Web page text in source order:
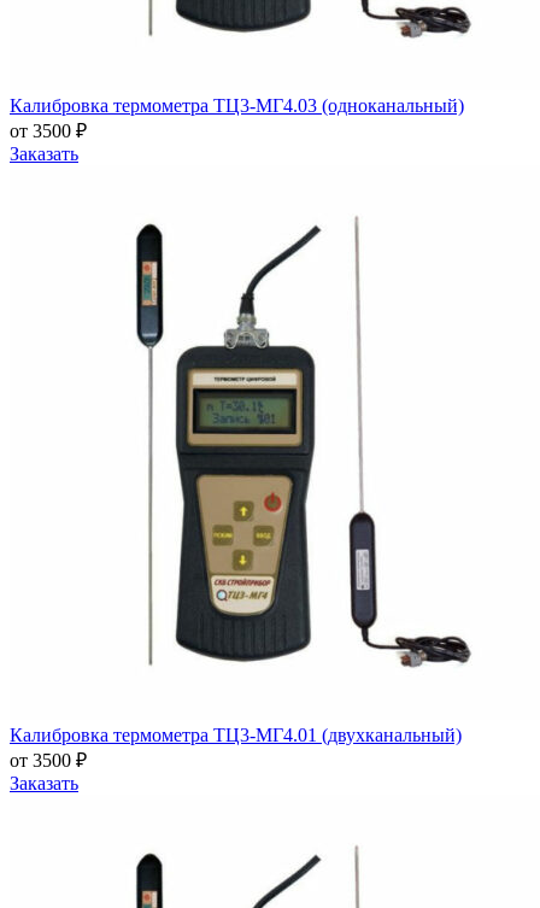
Калибровка термометра ТЦ3-МГ4.03 (одноканальный)
от 3500 ₽
Заказать
Калибровка термометра ТЦ3-МГ4.01 (двухканальный)
от 3500 ₽
Заказать